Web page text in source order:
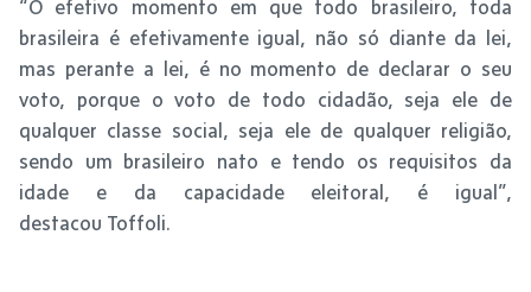
“O efetivo momento em que todo brasileiro, toda
brasileira é efetivamente igual, não só diante da lei,
mas perante a lei, é no momento de declarar o seu
voto, porque o voto de todo cidadão, seja ele de
qualquer classe social, seja ele de qualquer religião,
sendo um brasileiro nato e tendo os requisitos da
idade e da capacidade eleitoral, é igual”,
destacou Toffoli.